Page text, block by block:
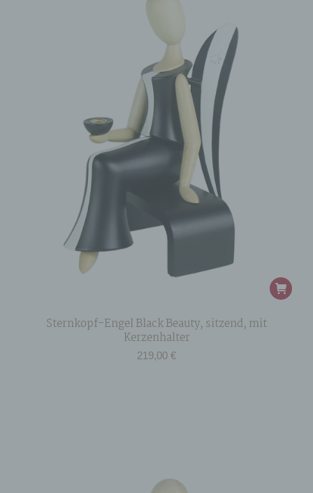
Sternkopf-Engel Black Beauty, sitzend, mit
Kerzenhalter
219,00 €